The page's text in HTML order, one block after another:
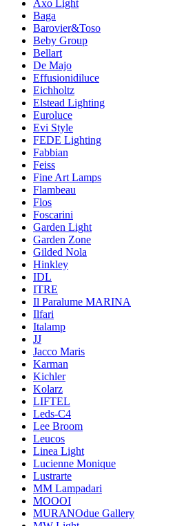
Axo Light
Baga
Barovier&Toso
Beby Group
Bellart
De Majo
Effusionidiluce
Eichholtz
Elstead Lighting
Euroluce
Evi Style
FEDE Lighting
Fabbian
Feiss
Fine Art Lamps
Flambeau
Flos
Foscarini
Garden Light
Garden Zone
Gilded Nola
Hinkley
IDL
ITRE
Il Paralume MARINA
Ilfari
Italamp
JJ
Jacco Maris
Karman
Kichler
Kolarz
LIFTEL
Leds-C4
Lee Broom
Leucos
Linea Light
Lucienne Monique
Lustrarte
MM Lampadari
MOOOI
MURANOdue Gallery